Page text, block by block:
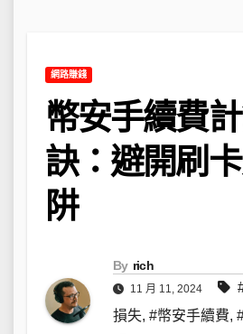
網路賺錢
幣安手續費
訣：避開刷
阱
By rich
11 月 11, 2024
損失, #幣安手續費,